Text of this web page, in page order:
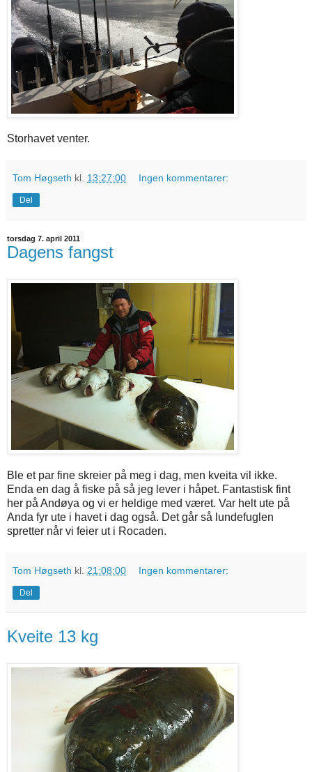
Storhavet venter.
Tom Høgseth kl. 13:27:00 Ingen kommentarer:
Del
torsdag 7. april 2011
Dagens fangst
Ble et par fine skreier på meg i dag, men kveita vil ikke.
Enda en dag å fiske på så jeg lever i håpet. Fantastisk fint
her på Andøya og vi er heldige med været. Var helt ute på
Anda fyr ute i havet i dag også. Det går så lundefuglen
spretter når vi feier ut i Rocaden.
Tom Høgseth kl. 21:08:00 Ingen kommentarer:
Del
Kveite 13 kg